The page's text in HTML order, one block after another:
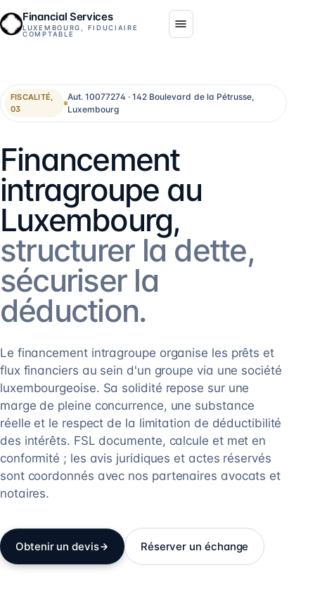
Financial Services
LUXEMBOURG, FIDUCIAIRE
COMPTABLE
FISCALITÉ,
03
Aut. 10077274 · 142 Boulevard de la Pétrusse,
Luxembourg
Financement
intragroupe au
Luxembourg,
structurer la dette,
sécuriser la
déduction.
Le financement intragroupe organise les prêts et
flux financiers au sein d'un groupe via une société
luxembourgeoise. Sa solidité repose sur une
marge de pleine concurrence, une substance
réelle et le respect de la limitation de déductibilité
des intérêts. FSL documente, calcule et met en
conformité ; les avis juridiques et actes réservés
sont coordonnés avec nos partenaires avocats et
notaires.
Obtenir un devis Réserver un échange